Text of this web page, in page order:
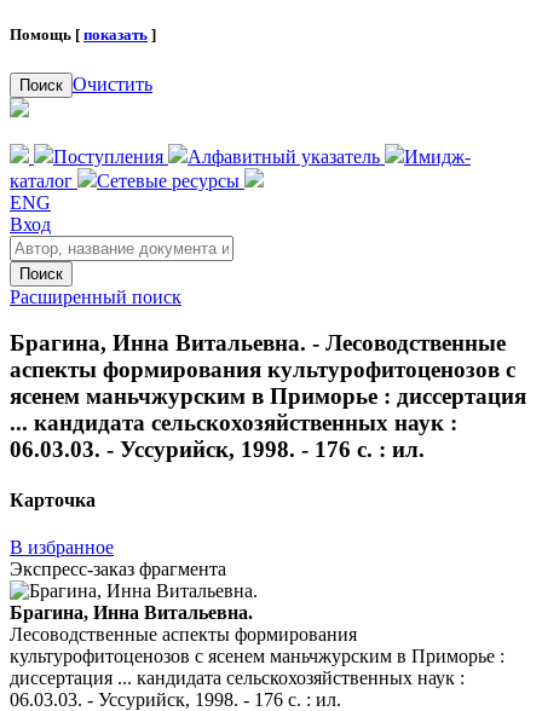
Помощь [ показать ]
Поиск Очистить
Поступления Алфавитный указатель
Имидж-
каталог
Сетевые ресурсы
ENG
Вход
Поиск
Расширенный поиск
Брагина, Инна Витальевна. - Лесоводственные
аспекты формирования культурофитоценозов с
ясенем маньчжурским в Приморье : диссертация
... кандидата сельскохозяйственных наук :
06.03.03. - Уссурийск, 1998. - 176 с. : ил.
Карточка
В избранное
Экспресс-заказ фрагмента
Брагина, Инна Витальевна.
Лесоводственные аспекты формирования
культурофитоценозов с ясенем маньчжурским в Приморье :
диссертация ... кандидата сельскохозяйственных наук :
06.03.03. - Уссурийск, 1998. - 176 с. : ил.